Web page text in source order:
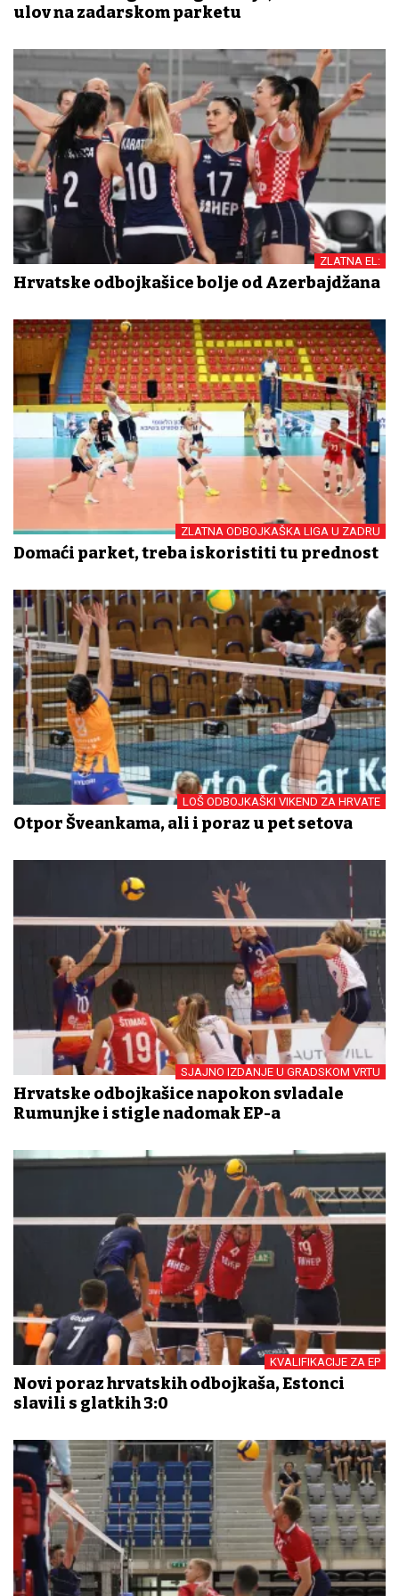
ulov na zadarskom parketu
ZLATNA EL:
Hrvatske odbojkašice bolje od Azerbajdžana
ZLATNA ODBOJKAŠKA LIGA U ZADRU
Domaći parket, treba iskoristiti tu prednost
LOŠ ODBOJKAŠKI VIKEND ZA HRVATE
Otpor Šveđankama, ali i poraz u pet setova
SJAJNO IZDANJE U GRADSKOM VRTU
Hrvatske odbojkašice napokon svladale
Rumunjke i stigle nadomak EP-a
KVALIFIKACIJE ZA EP
Novi poraz hrvatskih odbojkaša, Estonci
slavili s glatkih 3:0